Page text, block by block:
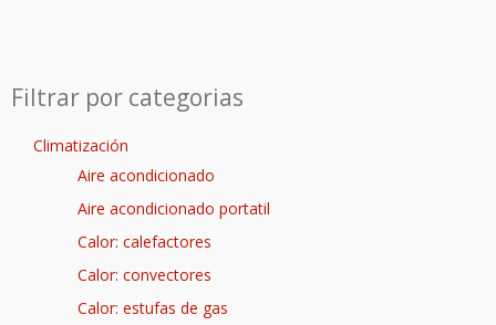
Filtrar por categorias
Climatización
Aire acondicionado
Aire acondicionado portatil
Calor: calefactores
Calor: convectores
Calor: estufas de gas